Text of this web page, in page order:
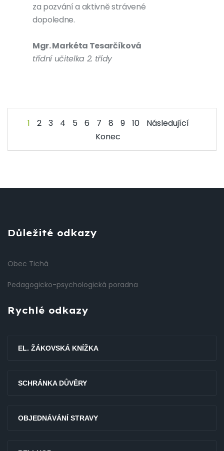
za pozvání a aktivně strávené
dopoledne.
Mgr. Markéta Tesarčíková
třídní učitelka 2. třídy
1 2 3 4 5 6 7 8 9 10
Následující
Konec
Důležité odkazy
Obec Tichá
Pedagogicko-psychologická poradna
Rychlé odkazy
EL. ŽÁKOVSKÁ KNÍŽKA
SCHRÁNKA DŮVĚRY
OBJEDNÁVÁNÍ STRAVY